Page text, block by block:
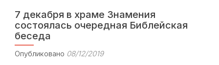
детского
7 декабря в храме Знамения
состоялась очередная Библейская
беседа
Опубликовано 08/12/2019